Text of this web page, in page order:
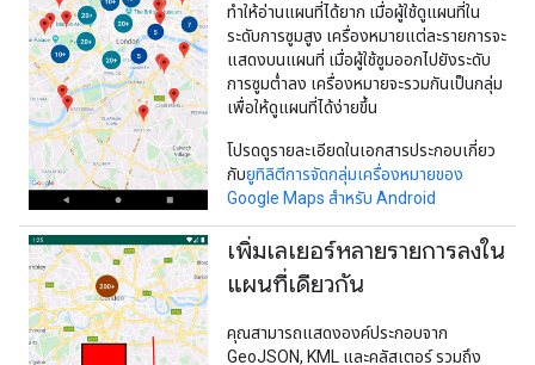
ทำให้อ่านแผนที่ได้ยาก เมื่อผู้ใช้ดูแผนที่ใน
ระดับการซูมสูง เครื่องหมายแต่ละรายการจะ
แสดงบนแผนที่ เมื่อผู้ใช้ซูมออกไปยังระดับ
การซูมต่ำลง เครื่องหมายจะรวมกันเป็นกลุ่ม
เพื่อให้ดูแผนที่ได้ง่ายขึ้น
โปรดดูรายละเอียดในเอกสารประกอบเกี่ยว
กับยูทิลิตีการจัดกลุ่มเครื่องหมายของ
Google Maps สำหรับ Android
เพิ่มเลเยอร์หลายรายการลงใน
แผนที่เดียวกัน
คุณสามารถแสดงองค์ประกอบจาก
GeoJSON, KML และคลัสเตอร์ รวมถึง